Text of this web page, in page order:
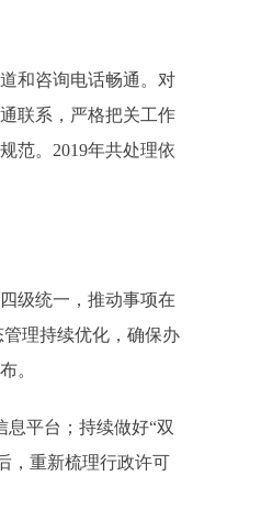
和咨询电话畅通。对
联系，严格把关工作
范。2019年共处理依
级统一，推动事项在
理持续优化，确保办
。
平台；持续做好“双
，重新梳理行政许可